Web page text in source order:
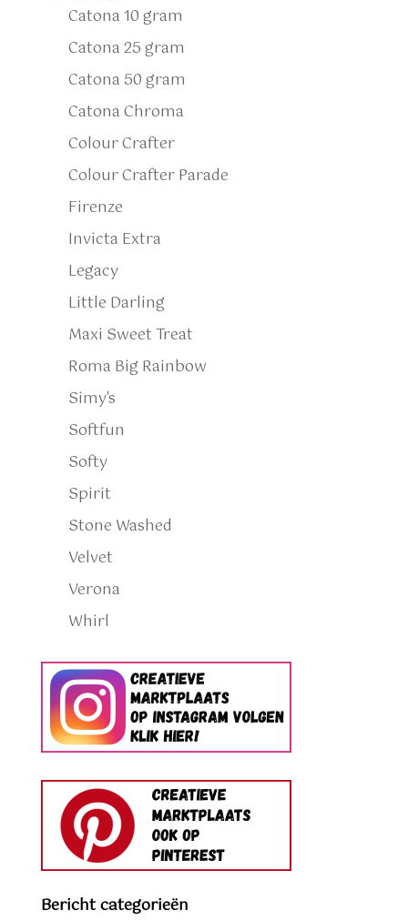
Catona 10 gram
Catona 25 gram
Catona 50 gram
Catona Chroma
Colour Crafter
Colour Crafter Parade
Firenze
Invicta Extra
Legacy
Little Darling
Maxi Sweet Treat
Roma Big Rainbow
Simy's
Softfun
Softy
Spirit
Stone Washed
Velvet
Verona
Whirl
Bericht categorieën